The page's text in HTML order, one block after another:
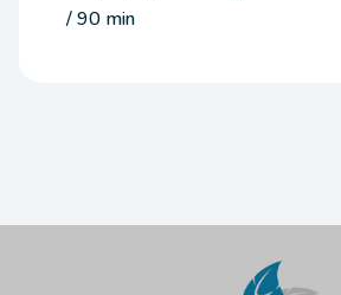
/ 90 min